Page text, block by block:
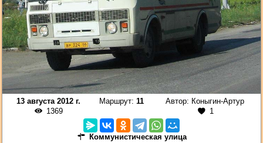
13 августа 2012 г. Маршрут: 11 Автор: Коныгин-Артур
1369
1
Коммунистическая улица